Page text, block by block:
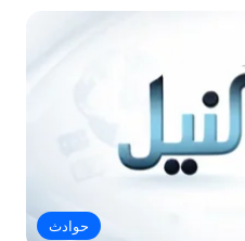
حوادث